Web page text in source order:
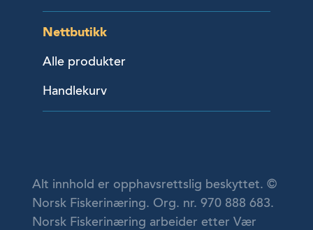
Nettbutikk
Alle produkter
Handlekurv
Alt innhold er opphavsrettslig beskyttet. ©
Norsk Fiskerinæring. Org. nr. 970 888 683.
Norsk Fiskerinæring arbeider etter Vær